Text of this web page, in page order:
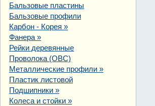
Бальзовые пластины
Бальзовые профили
Карбон - Корея »
Фанера»
Рейки деревянные
Проволока (ОВС)
Металлические профили »
Пластик листовой
Подшипники »
Колеса и стойки »